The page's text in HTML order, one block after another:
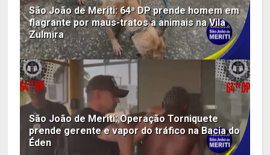
São João de Meriti: 64ª DP prende homem em
flagrante por maus-tratos a animais na Vila
Zulmira
São João de Meriti: Operação Torniquete
prende gerente e vapor do tráfico na Bacia do
Éden